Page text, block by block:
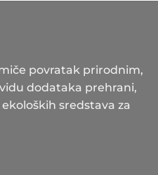
povratak prirodnim,
dodataka prehrani,
sredstava za